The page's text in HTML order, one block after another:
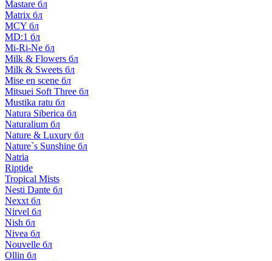
Mastare бл
Matrix бл
MCY бл
MD:1 бл
Mi-Ri-Ne бл
Milk & Flowers бл
Milk & Sweets бл
Mise en scene бл
Mitsuei Soft Three бл
Mustika ratu бл
Natura Siberica бл
Naturalium бл
Nature & Luxury бл
Nature`s Sunshine бл
Natria
Riptide
Tropical Mists
Nesti Dante бл
Nexxt бл
Nirvel бл
Nish бл
Nivea бл
Nouvelle бл
Ollin бл